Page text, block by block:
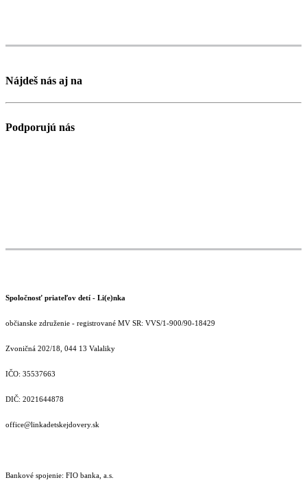
Nájdeš nás aj na
Podporujú nás
Spoločnosť priateľov detí - Li(e)nka
občianske združenie - registrované MV SR: VVS/1-900/90-18429
Zvoničná 202/18, 044 13 Valaliky
IČO: 35537663
DIČ: 2021644878
office@linkadetskejdovery.sk
Bankové spojenie: FIO banka, a.s.